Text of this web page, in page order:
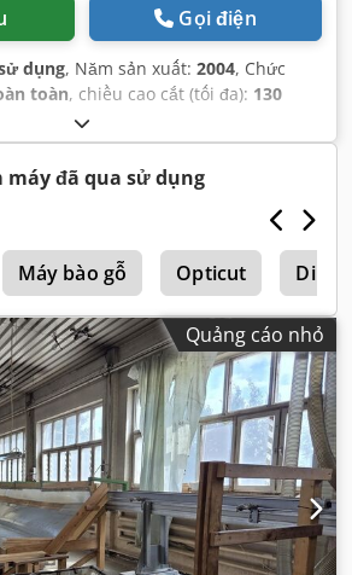
Gọi điện
dụng, Năm sản xuất: 2004, Chức
toàn, chiều cao cắt (tối đa): 130
300 mm
đã qua sử dụng
Máy bào gỗ Opticut
Quảng cáo nhỏ